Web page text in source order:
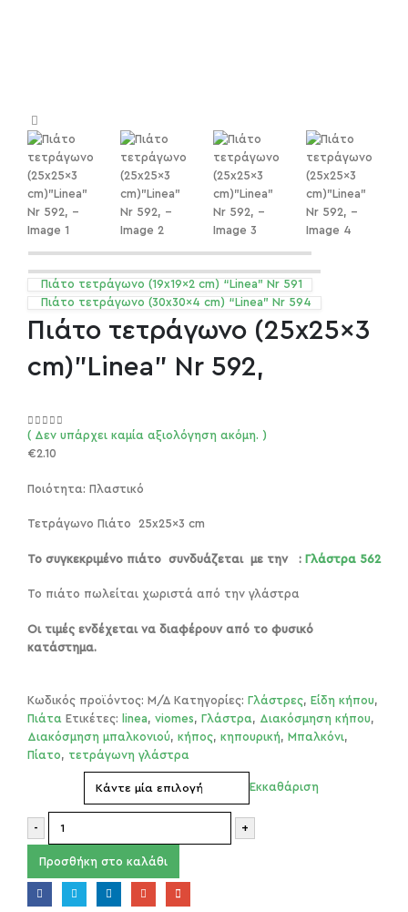
Πιάτο τετράγωνο (19x19x2 cm) “Linea” Nr 591
Πιάτο τετράγωνο (30x30x4 cm) “Linea” Nr 594
Πιάτο τετράγωνο (25x25x3
cm)”Linea” Nr 592,
0 out of 5
( Δεν υπάρχει καμία αξιολόγηση ακόμη. )
€2.10
Ποιότητα: Πλαστικό
Τετράγωνο Πιάτο 25x25x3 cm
Το συγκεκριμένο πιάτο συνδυάζεται με την : Γλάστρα 562
Το πιάτο πωλείται χωριστά από την γλάστρα
Οι τιμές ενδέχεται να διαφέρουν από το φυσικό
κατάστημα.
Κωδικός προϊόντος: Μ/Δ Κατηγορίες: Γλάστρες, Είδη κήπου,
Πιάτα Ετικέτες: linea, viomes, Γλάστρα, Διακόσμηση κήπου,
Διακόσμηση μπαλκονιού, κήπος, κηπουρική, Μπαλκόνι,
Πίατο, τετράγωνη γλάστρα
Εκκαθάριση
- +
Προσθήκη στο καλάθι